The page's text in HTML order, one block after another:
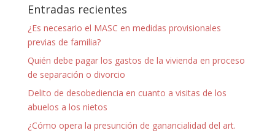
Entradas recientes
¿Es necesario el MASC en medidas provisionales
previas de familia?
Quién debe pagar los gastos de la vivienda en proceso
de separación o divorcio
Delito de desobediencia en cuanto a visitas de los
abuelos a los nietos
¿Cómo opera la presunción de ganancialidad del art.